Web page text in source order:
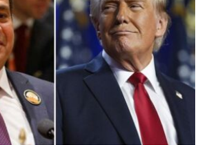
يومًا
قضية
اللاجئين
لتحقيق
أهداف
سياسية
مغلقة